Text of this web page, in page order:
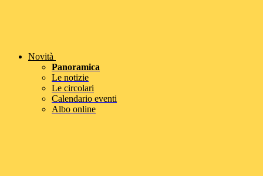
Novità
Panoramica
Le notizie
Le circolari
Calendario eventi
Albo online